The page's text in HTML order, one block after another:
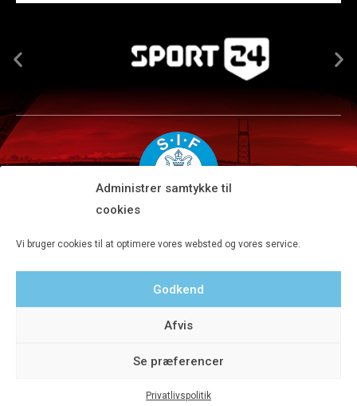
Administrer samtykke til
cookies
Vi bruger cookies til at optimere vores websted og vores service.
Godkend
Afvis
Se præferencer
Privatlivspolitik
Tlf 8680 4477 · Fax 8680 4647 · Kontortid man-fre kl. 9-15
© 2020 Silkeborg IF A/S - Designet af Aveo - web&marketing